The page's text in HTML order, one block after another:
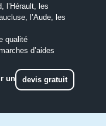
l’Hérault, les
l’Aude, les
qualité
d’aides
un
devis gratuit